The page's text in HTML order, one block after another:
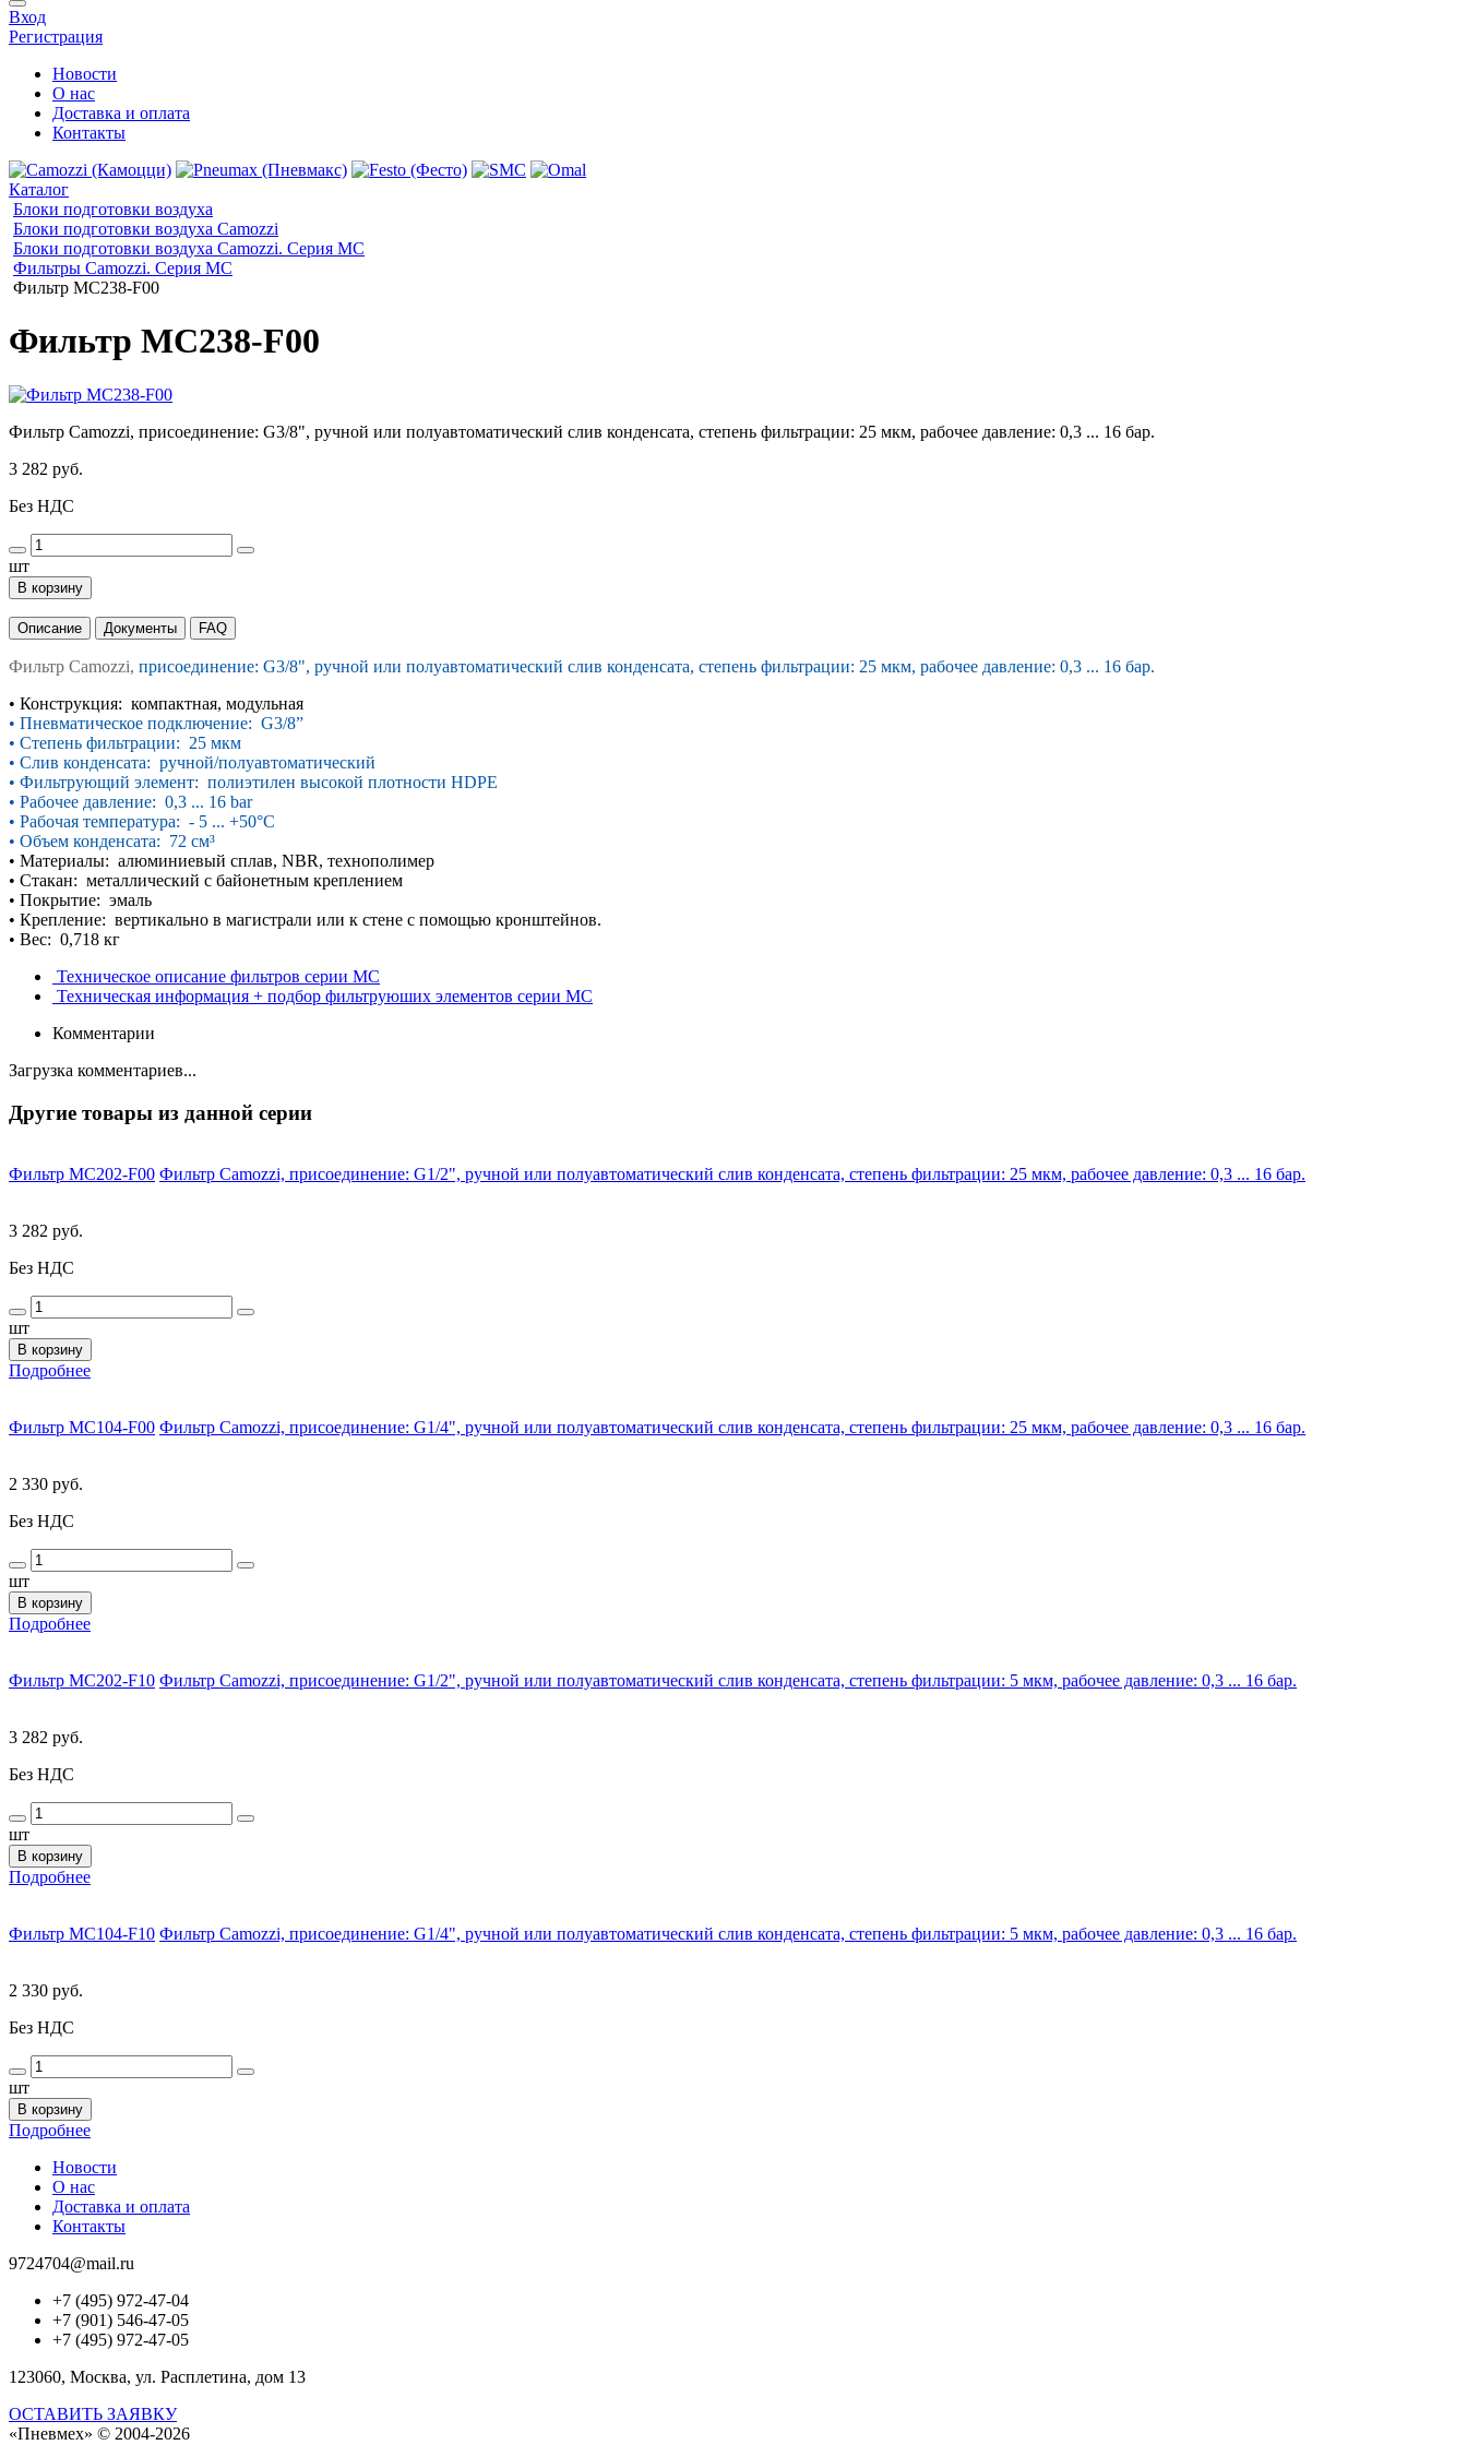
Вход
Регистрация
Новости
О нас
Доставка и оплата
Контакты
Каталог
Блоки подготовки воздуха
Блоки подготовки воздуха Camozzi
Блоки подготовки воздуха Camozzi. Серия МС
Фильтры Camozzi. Серия MC
Фильтр MC238-F00
Фильтр MC238-F00
Фильтр Camozzi, присоединение: G3/8", ручной или полуавтоматический слив конденсата, степень фильтрации: 25 мкм, рабочее давление: 0,3 ... 16 бар.
3 282 руб.
Без НДС
шт
В корзину
Описание Документы FAQ
Фильтр Camozzi, присоединение: G3/8", ручной или полуавтоматический слив конденсата, степень фильтрации: 25 мкм, рабочее давление: 0,3 ... 16 бар.
• Конструкция: компактная, модульная
• Пневматическое подключение: G3/8”
• Степень фильтрации: 25 мкм
• Слив конденсата: ручной/полуавтоматический
• Фильтрующий элемент: полиэтилен высокой плотности HDPE
• Рабочее давление: 0,3 ... 16 bar
• Рабочая температура: - 5 ... +50°C
• Объем конденсата: 72 см³
• Материалы: алюминиевый сплав, NBR, технополимер
• Стакан: металлический с байонетным креплением
• Покрытие: эмаль
• Крепление: вертикально в магистрали или к стене с помощью кронштейнов.
• Вес: 0,718 кг
Техническое описание фильтров серии MC
Техническая информация + подбор фильтруюших элементов серии MC
Комментарии
Загрузка комментариев...
Другие товары из данной серии
Фильтр MC202-F00 Фильтр Camozzi, присоединение: G1/2", ручной или полуавтоматический слив конденсата, степень фильтрации: 25 мкм, рабочее давление: 0,3 ... 16 бар.
3 282 руб.
Без НДС
шт
В корзину
Подробнее
Фильтр MC104-F00 Фильтр Camozzi, присоединение: G1/4", ручной или полуавтоматический слив конденсата, степень фильтрации: 25 мкм, рабочее давление: 0,3 ... 16 бар.
2 330 руб.
Без НДС
шт
В корзину
Подробнее
Фильтр MC202-F10 Фильтр Camozzi, присоединение: G1/2", ручной или полуавтоматический слив конденсата, степень фильтрации: 5 мкм, рабочее давление: 0,3 ... 16 бар.
3 282 руб.
Без НДС
шт
В корзину
Подробнее
Фильтр MC104-F10 Фильтр Camozzi, присоединение: G1/4", ручной или полуавтоматический слив конденсата, степень фильтрации: 5 мкм, рабочее давление: 0,3 ... 16 бар.
2 330 руб.
Без НДС
шт
В корзину
Подробнее
Новости
О нас
Доставка и оплата
Контакты
9724704@mail.ru
+7 (495) 972-47-04
+7 (901) 546-47-05
+7 (495) 972-47-05
123060, Москва, ул. Расплетина, дом 13
ОСТАВИТЬ ЗАЯВКУ
«Пневмех» © 2004-2026